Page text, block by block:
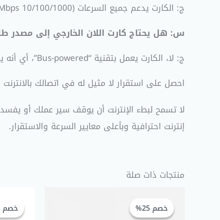
ج: الكارت يدعم جميع السرعات (10/100/1000 Mbps)، وسيعمل بأقصى سرعة تدعمها شبكتك وكابل الإنترنت المستخدم.
س: هل يحتاج كارت اللان الخارجي إلى مصدر
ج: لا، الكارت يعمل بتقنية “Bus-powered”، أي أنه يسحب الطاقة اللازمة له من خلال منفذ الـ USB-C الخاص باللاب توب أو الموبايل مباشرة.
احصل على استقرار لا مثيل له في اتصالك بالانترنت
لا تسمح لبطء الإنترنت أن يوقف سير عملك أو
إنترنت احترافية وبأعلى معايير السرعة والاستقرار.
منتجات ذات صلة
خصم 25%
خصم 25% خصم 14%
خصم 14%